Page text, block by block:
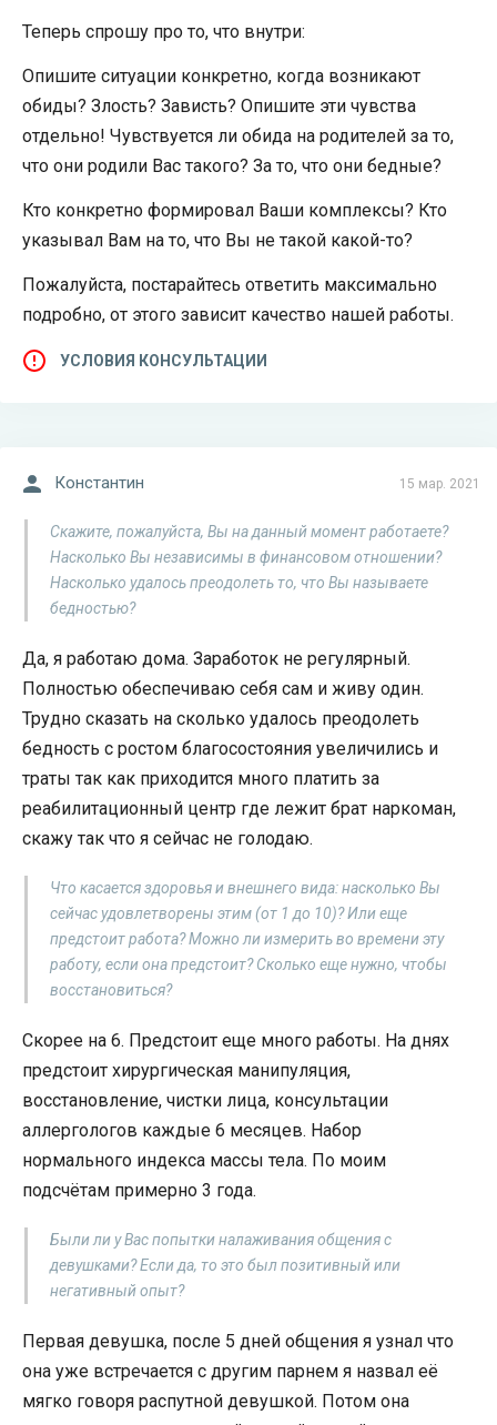
Теперь спрошу про то, что внутри:
Опишите ситуации конкретно, когда возникают
обиды? Злость? Зависть? Опишите эти чувства
отдельно! Чувствуется ли обида на родителей за то,
что они родили Вас такого? За то, что они бедные?
Кто конкретно формировал Ваши комплексы? Кто
указывал Вам на то, что Вы не такой какой-то?
Пожалуйста, постарайтесь ответить максимально
подробно, от этого зависит качество нашей работы.
УСЛОВИЯ КОНСУЛЬТАЦИИ
15 мар. 2021
Константин
Скажите, пожалуйста, Вы на данный момент работаете?
Насколько Вы независимы в финансовом отношении?
Насколько удалось преодолеть то, что Вы называете
бедностью?
Да, я работаю дома. Заработок не регулярный.
Полностью обеспечиваю себя сам и живу один.
Трудно сказать на сколько удалось преодолеть
бедность с ростом благосостояния увеличились и
траты так как приходится много платить за
реабилитационный центр где лежит брат наркоман,
скажу так что я сейчас не голодаю.
Что касается здоровья и внешнего вида: насколько Вы
сейчас удовлетворены этим (от 1 до 10)? Или еще
предстоит работа? Можно ли измерить во времени эту
работу, если она предстоит? Сколько еще нужно, чтобы
восстановиться?
Скорее на 6. Предстоит еще много работы. На днях
предстоит хирургическая манипуляция,
восстановление, чистки лица, консультации
аллергологов каждые 6 месяцев. Набор
нормального индекса массы тела. По моим
подсчётам примерно 3 года.
Были ли у Вас попытки налаживания общения с
девушками? Если да, то это был позитивный или
негативный опыт?
Первая девушка, после 5 дней общения я узнал что
она уже встречается с другим парнем я назвал её
мягко говоря распутной девушкой. Потом она